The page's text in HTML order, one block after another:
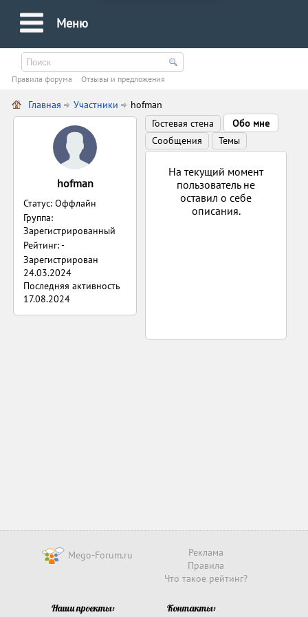
Меню
Правила форума Oтзывы и предложения
Главная Участники hofman
hofman
Статус: Оффлайн
Группа:
Зарегистрированный
Рейтинг: -
Зарегистрирован
24.03.2024
Последняя активность
17.08.2024
Гостевая стена
Обо мне
Сообщения
Темы
На текущий момент
пользователь не
оставил о себе
описания.
Mego-Forum.ru
Реклама
Правила
Что такое рейтинг?
Наши проекты:
Контакты: